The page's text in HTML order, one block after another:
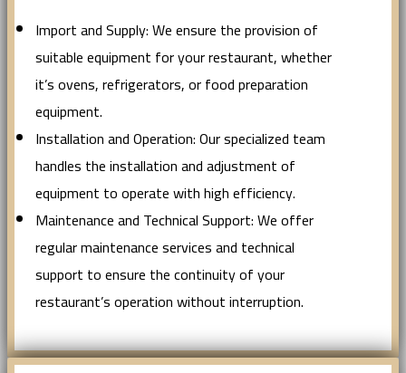
Import and Supply: We ensure the provision of
suitable equipment for your restaurant, whether
it’s ovens, refrigerators, or food preparation
equipment.
Installation and Operation: Our specialized team
handles the installation and adjustment of
equipment to operate with high efficiency.
Maintenance and Technical Support: We offer
regular maintenance services and technical
support to ensure the continuity of your
restaurant’s operation without interruption.